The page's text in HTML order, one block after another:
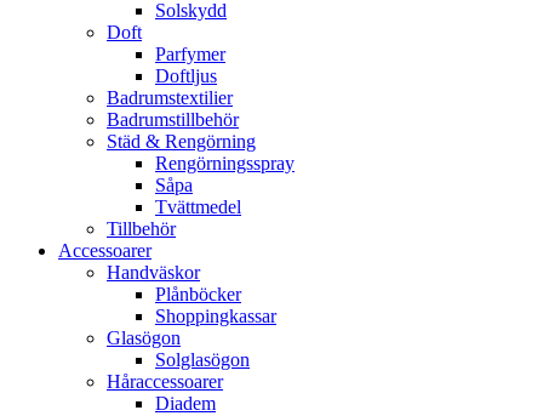
Solskydd
Doft
Parfymer
Doftljus
Badrumstextilier
Badrumstillbehör
Städ & Rengörning
Rengörningsspray
Såpa
Tvättmedel
Tillbehör
Accessoarer
Handväskor
Plånböcker
Shoppingkassar
Glasögon
Solglasögon
Håraccessoarer
Diadem